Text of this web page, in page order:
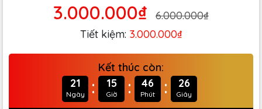
3.000.000₫
6.000.000₫
Tiết kiệm: 3.000.000₫
Kết thúc còn:
21
Ngày : 15
Giờ : 46
Phút : 24
Giây